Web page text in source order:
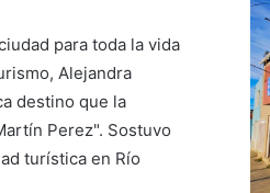
para toda la vida
Alejandra
destino que la
Perez". Sostuvo
turística en Río